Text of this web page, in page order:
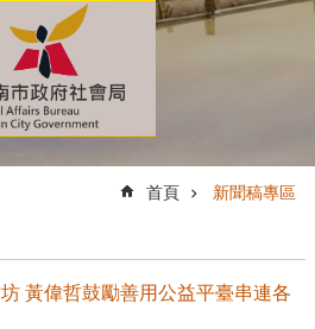
首頁 新聞稿專區
黃偉哲鼓勵善用公益平臺串連各